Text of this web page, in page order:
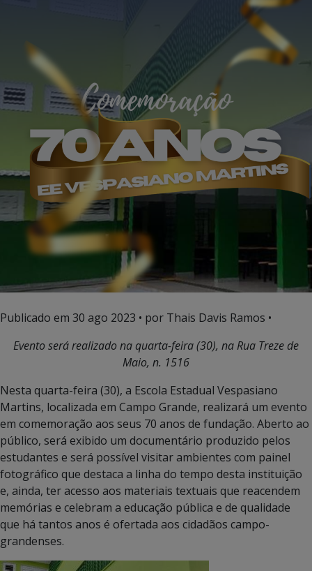
Publicado em 30 ago 2023 • por Thais Davis Ramos •
Evento será realizado na quarta-feira (30), na Rua Treze de
Maio, n. 1516
Nesta quarta-feira (30), a Escola Estadual Vespasiano
Martins, localizada em Campo Grande, realizará um evento
em comemoração aos seus 70 anos de fundação. Aberto ao
público, será exibido um documentário produzido pelos
estudantes e será possível visitar ambientes com painel
fotográfico que destaca a linha do tempo desta instituição
e, ainda, ter acesso aos materiais textuais que reacendem
memórias e celebram a educação pública e de qualidade
que há tantos anos é ofertada aos cidadãos campo-
grandenses.